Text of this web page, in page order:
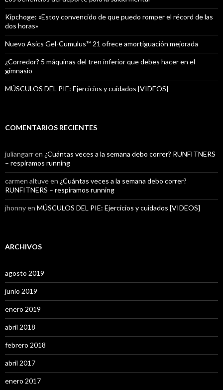
Kipchoge: «Estoy convencido de que puedo romper el récord de las
dos horas»
Nuevo Asics Gel-Cumulus™ 21 ofrece amortiguación mejorada
¿Corredor? 5 máquinas del tren inferior que debes hacer en el
gimnasio
MÚSCULOS DEL PIE: Ejercicios y cuidados [VIDEOS]
COMENTARIOS RECIENTES
juliangarren ¿Cuántas veces a la semana debo correr? RUNFITNERS
– respiramos running
carmen altuveen ¿Cuántas veces a la semana debo correr?
RUNFITNERS – respiramos running
jhonnyen MÚSCULOS DEL PIE: Ejercicios y cuidados [VIDEOS]
ARCHIVOS
agosto 2019
junio 2019
enero 2019
abril 2018
febrero 2018
abril 2017
enero 2017